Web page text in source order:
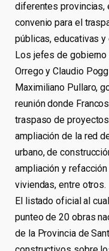
diferentes provincias,
convenio para el
públicas, educativas y
Los jefes de gobierno
Orrego y Claudio
Maximiliano Pullaro,
reunión donde
traspaso de
ampliación de la red
urbano, de
ampliación y
viviendas, entre otros.
El listado oficial al
punteo de 20 obras
de la Provincia de